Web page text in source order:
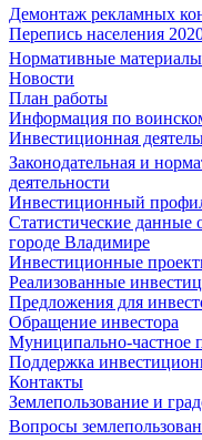
Демонтаж рекламных
Перепись населения
Нормативные материалы
Новости
План работы
Информация по
Инвестиционная
Законодательная и
деятельности
Инвестиционный
Статистические данные
городе Владимире
Инвестиционные
Реализованные
Предложения для
Обращение инвестора
Муниципально-частное
Поддержка
Контакты
Землепользование и
Вопросы